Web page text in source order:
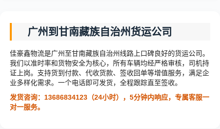
广州到甘南藏族自治州货运公司
佳豪鑫物流是广州至甘南藏族自治州线路上口碑良好的货运公司。
我们以准时率和货物安全为核心，所有车辆均经严格审核，司机持
证上岗。支持货到付款、代收货款、签收回单等增值服务，满足企
业多样化需求。一个电话即可发货，全程跟踪直至签收。
发货咨询：13686834123（24小时），5分钟内响应，专属客服一
对一服务。